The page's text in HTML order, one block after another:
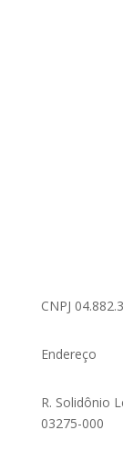
CNPJ
Endereço
R. Solidônio
03275-000